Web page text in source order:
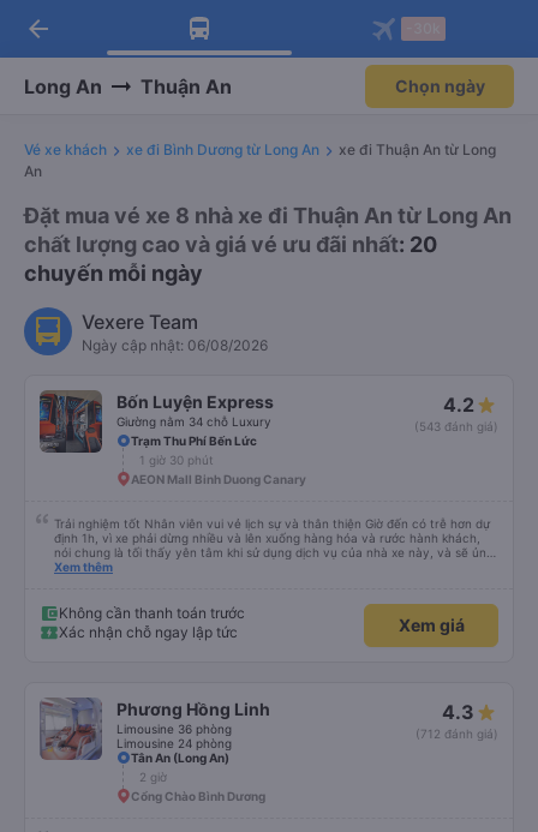
Tải app Vexere ngay!
Nhận ưu đãi thành viên độc
Mở app
Tải app Vexere
-30k/ghế khi đặt vé máy bay qua
Mở app
arrow_back
Long An Thuận An Chọn ngày
Vé xe khách xe đi Bình Dương từ Long An
xe đi Thuận An từ Long
An
Đặt mua vé xe 8 nhà xe đi Thuận An từ Long An
chất lượng cao và giá vé ưu đãi nhất: 20
chuyến mỗi ngày
Vexere Team
Ngày cập nhật: 06/08/2026
Bốn Luyện Express
Giường nằm 34 chỗ Luxury
4.2
(543 đánh giá)
Trạm Thu Phí Bến Lức
1 giờ 30 phút
AEON Mall Binh Duong Canary
Trải nghiệm tốt Nhân viên vui vẻ lịch sự và thân thiện Giờ đến có trễ hơn dự
định 1h, vì xe phải dừng nhiều và lên xuống hàng hóa và rước hành khách,
nói chung là tối thấy yên tâm khi sử dụng dịch vụ của nhà xe này, và sẽ ủng
hộ và giới thiệu cho người thân sử dụng dịch vụ của nhà xe này
Xem thêm
Không cần thanh toán trước
Xác nhận chỗ ngay lập tức
Xem giá
Phương Hồng Linh
Limousine 36 phòng
Limousine 24 phòng
4.3
(712 đánh giá)
Tân An (Long An)
2 giờ
Cổng Chào Bình Dương